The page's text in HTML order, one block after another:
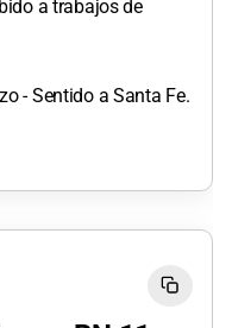
a trabajos de
- Sentido a Santa Fe.